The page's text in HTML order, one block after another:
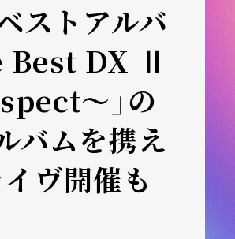
ストアルバ
Best DX Ⅱ
～」の
バムを携え
ヴ開催も